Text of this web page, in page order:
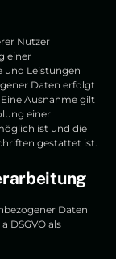
Nutzer
einer
und Leistungen
Daten erfolgt
Ausnahme gilt
einer
ist und die
gestattet ist.
Daten
DSGVO als